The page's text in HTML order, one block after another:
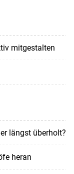
mitgestalten
längst überholt?
heran